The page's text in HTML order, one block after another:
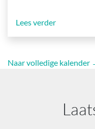
Lees verder
Naar volledige kalender